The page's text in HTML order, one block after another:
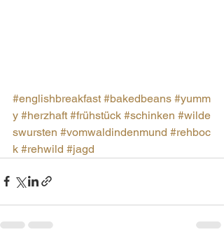
#englishbreakfast #bakedbeans #yumm
y #herzhaft #frühstück #schinken #wilde
swursten #vomwaldindenmund #rehboc
k #rehwild #jagd